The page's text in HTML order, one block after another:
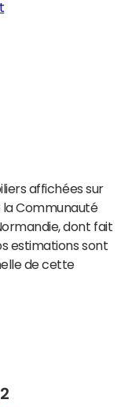
affichées sur
Communauté
dont fait
estimations sont
de cette